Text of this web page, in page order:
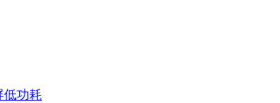
低功耗